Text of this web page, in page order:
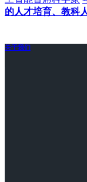
的人才培育、教科
关于我们